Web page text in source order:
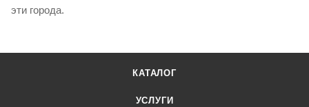
эти города.
КАТАЛОГ
УСЛУГИ